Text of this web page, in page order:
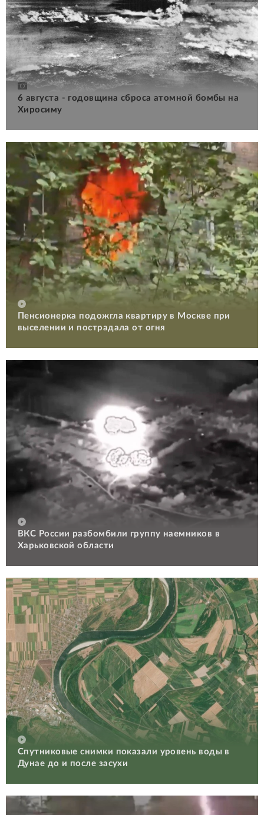
6 августа - годовщина сброса атомной бомбы на
Хиросиму
Пенсионерка подожгла квартиру в Москве при
выселении и пострадала от огня
ВКС России разбомбили группу наемников в
Харьковской области
Спутниковые снимки показали уровень воды в
Дунае до и после засухи